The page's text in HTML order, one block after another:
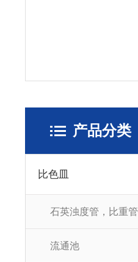
产品分类
比色皿
石英浊度管，比重管
流通池